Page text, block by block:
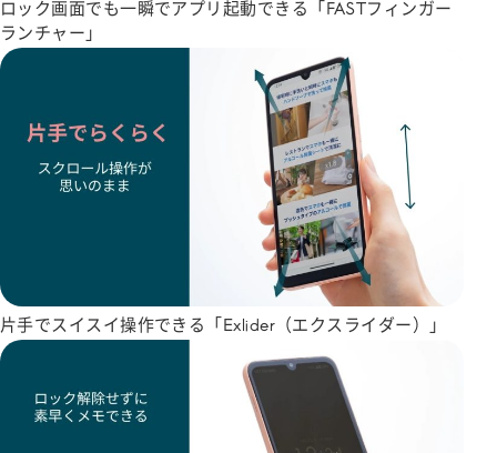
ロック画面でも一瞬でアプリ起動できる「FASTフィンガー
ランチャー」
片手でスイスイ操作できる「Exlider（エクスライダー）」